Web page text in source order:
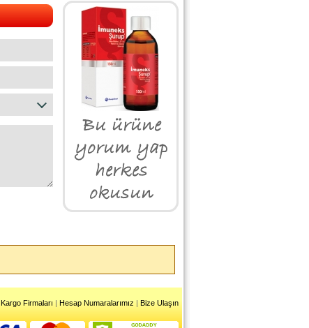
Kargo Firmaları | Hesap Numaralarımız | Bize Ulaşın